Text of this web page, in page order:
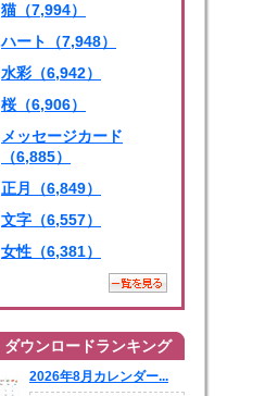
猫（7,994）
ハート（7,948）
水彩（6,942）
桜（6,906）
メッセージカード
（6,885）
正月（6,849）
文字（6,557）
女性（6,381）
ダウンロードランキング
2026年8月カレンダー...